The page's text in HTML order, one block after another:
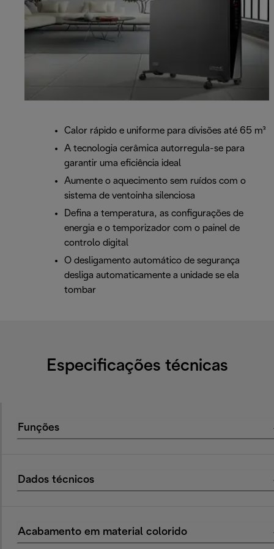
Calor rápido e uniforme para divisões até 65 m³
A tecnologia cerâmica autorregula-se para
garantir uma eficiência ideal
Aumente o aquecimento sem ruídos com o
sistema de ventoinha silenciosa
Defina a temperatura, as configurações de
energia e o temporizador com o painel de
controlo digital
O desligamento automático de segurança
desliga automaticamente a unidade se ela
tombar
Especificações técnicas
Funções
Dados técnicos
Acabamento em material colorido